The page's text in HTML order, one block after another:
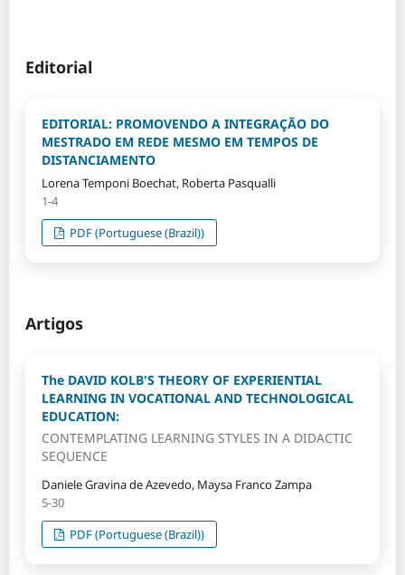
Editorial
EDITORIAL: PROMOVENDO A INTEGRAÇÃO DO
MESTRADO EM REDE MESMO EM TEMPOS DE
DISTANCIAMENTO
Lorena Temponi Boechat, Roberta Pasqualli
1-4
PDF (Portuguese (Brazil))
Artigos
The DAVID KOLB'S THEORY OF EXPERIENTIAL
LEARNING IN VOCATIONAL AND TECHNOLOGICAL
EDUCATION:
CONTEMPLATING LEARNING STYLES IN A DIDACTIC
SEQUENCE
Daniele Gravina de Azevedo, Maysa Franco Zampa
5-30
PDF (Portuguese (Brazil))